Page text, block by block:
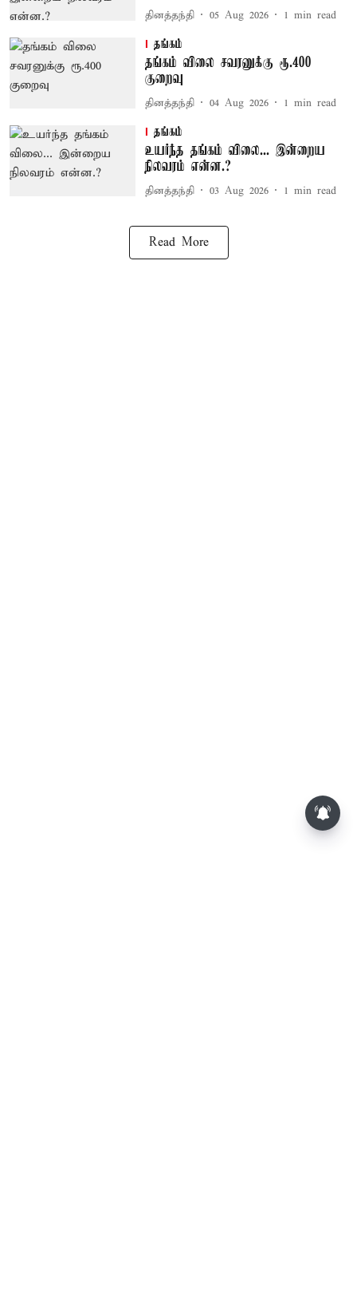
தினத்தந்தி 05 Aug 2026 1 min read
தங்கம்
தங்கம் விலை சவரனுக்கு ரூ.400
குறைவு
தினத்தந்தி 04 Aug 2026 1 min read
தங்கம்
உயர்ந்த தங்கம் விலை... இன்றைய
நிலவரம் என்ன.?
தினத்தந்தி 03 Aug 2026 1 min read
Read More